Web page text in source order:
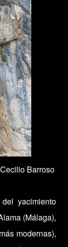
Cecilio Barroso
yacimiento
(Málaga),
modernas),